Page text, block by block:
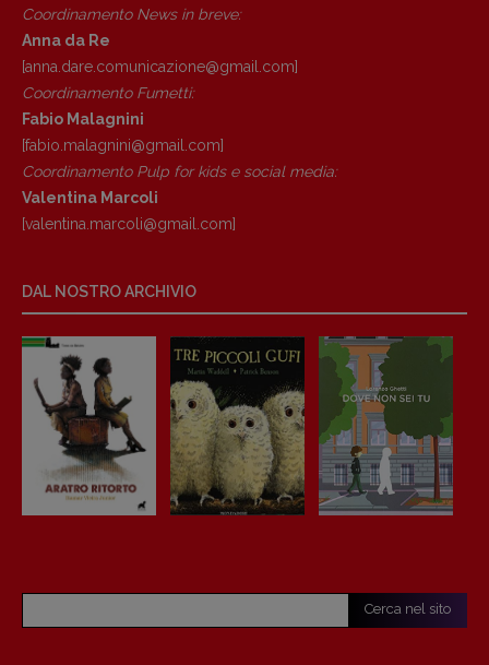
Coordinamento News in breve:
Anna da Re
[anna.dare.comunicazione@gmail. com]
Coordinamento Fumetti:
Fabio Malagnini
[fabio.malagnini@gmail. com]
Coordinamento Pulp for kids e social media:
Valentina Marcoli
[valentina.marcoli@gmail. com]
DAL NOSTRO ARCHIVIO
Cerca nel sito